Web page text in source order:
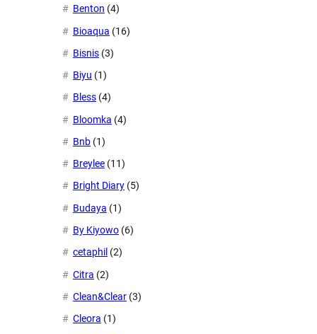
Benton (4)
Bioaqua (16)
Bisnis (3)
Biyu (1)
Bless (4)
Bloomka (4)
Bnb (1)
Breylee (11)
Bright Diary (5)
Budaya (1)
By Kiyowo (6)
cetaphil (2)
Citra (2)
Clean&Clear (3)
Cleora (1)